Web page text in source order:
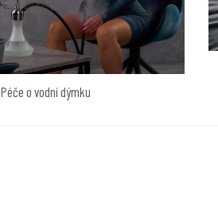
Péče o vodní dýmku